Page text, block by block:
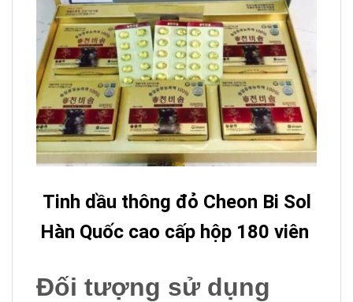
Tinh dầu thông đỏ Cheon Bi Sol
Hàn Quốc cao cấp hộp 180 viên
Đối tượng sử dụng